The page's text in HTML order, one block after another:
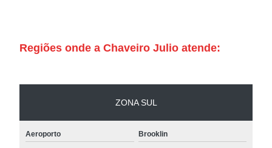
Regiões onde a Chaveiro Julio atende:
ZONA SUL
Aeroporto Brooklin